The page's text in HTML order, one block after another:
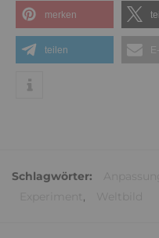
merken
teilen
Schlagwörter: